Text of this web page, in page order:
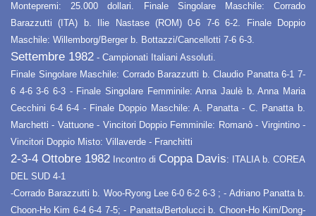
Montepremi: 25.000 dollari. Finale Singolare Maschile: Corrado
Barazzutti (ITA) b. Ilie Nastase (ROM) 0-6 7-6 6-2. Finale Doppio
Maschile: Willemborg/Berger b. Bottazzi/Cancellotti 7-6 6-3.
Settembre 1982 - Campionati Italiani Assoluti.
Finale Singolare Maschile: Corrado Barazzutti b. Claudio Panatta 6-1 7-
6 4-6 3-6 6-3 - Finale Singolare Femminile: Anna Jaulè b. Anna Maria
Cecchini 6-4 6-4 - Finale Doppio Maschile: A. Panatta - C. Panatta b.
Marchetti - Vattuone - Vincitori Doppio Femminile: Romanò - Virgintino -
Vincitori Doppio Misto: Villaverde - Franchitti
2-3-4 Ottobre 1982 Incontro di Coppa Davis: ITALIA b. COREA
DEL SUD 4-1
-Corrado Barazzutti b. Woo-Ryong Lee 6-0 6-2 6-3 ; - Adriano Panatta b.
Choon-Ho Kim 6-4 6-4 7-5; - Panatta/Bertolucci b. Choon-Ho Kim/Dong-